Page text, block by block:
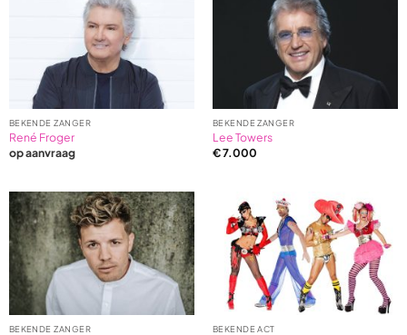
BEKENDE ZANGER
René Froger
op aanvraag
BEKENDE ZANGER
Lee Towers
€7.000
BEKENDE ZANGER BEKENDE ACT